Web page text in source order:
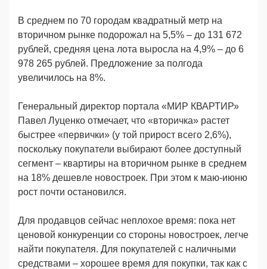
В среднем по 70 городам квадратный метр на
вторичном рынке подорожал на 5,5% – до 131 672
рублей, средняя цена лота выросла на 4,9% – до 6
978 265 рублей. Предложение за полгода
увеличилось на 8%.
Генеральный директор портала «МИР КВАРТИР»
Павел Луценко отмечает, что «вторичка» растет
быстрее «первички» (у той прирост всего 2,6%),
поскольку покупатели выбирают более доступный
сегмент – квартиры на вторичном рынке в среднем
на 18% дешевле новостроек. При этом к маю-июню
рост почти остановился.
Для продавцов сейчас неплохое время: пока нет
ценовой конкуренции со стороны новостроек, легче
найти покупателя. Для покупателей с наличными
средствами – хорошее время для покупки, так как с